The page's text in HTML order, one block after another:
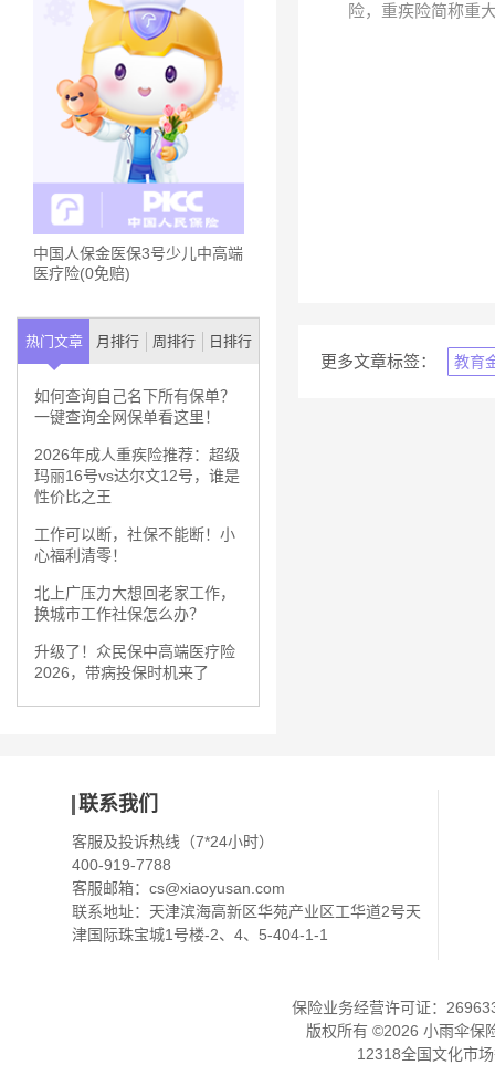
中国人保金医保3号少儿中高端
医疗险(0免赔)
热门文章 月排行 周排行 日排行
如何查询自己名下所有保单？
一键查询全网保单看这里！
2026年成人重疾险推荐：超级
玛丽16号vs达尔文12号，谁是
性价比之王
工作可以断，社保不能断！小
心福利清零！
北上广压力大想回老家工作，
换城市工作社保怎么办？
升级了！众民保中高端医疗险
2026，带病投保时机来了
险，重疾险简称重
更多文章标签： 教育
联系我们
客服及投诉热线（7*24小时）
400-919-7788
客服邮箱： cs@xiaoyusan.com
联系地址：天津滨海高新区华苑产业区工华道2号天
津国际珠宝城1号楼-2、4、5-404-1-1
保险业务经营许可证：
版权所有 ©2026 小雨伞保
12318全国文化市